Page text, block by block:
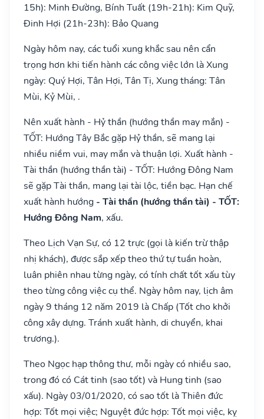
15h): Minh Đường, Bính Tuất (19h-21h): Kim Quỹ,
Đinh Hợi (21h-23h): Bảo Quang
Ngày hôm nay, các tuổi xung khắc sau nên cẩn
trọng hơn khi tiến hành các công việc lớn là Xung
ngày: Quý Hợi, Tân Hợi, Tân Tị, Xung tháng: Tân
Mùi, Kỷ Mùi, .
Nên xuất hành - Hỷ thần (hướng thần may mắn) -
TỐT: Hướng Tây Bắc gặp Hỷ thần, sẽ mang lại
nhiều niềm vui, may mắn và thuận lợi. Xuất hành -
Tài thần (hướng thần tài) - TỐT: Hướng Đông Nam
sẽ gặp Tài thần, mang lại tài lộc, tiền bạc. Hạn chế
xuất hành hướng - Tài thần (hướng thần tài) - TỐT:
Hướng Đông Nam, xấu.
Theo Lịch Vạn Sự, có 12 trực (gọi là kiến trừ thập
nhị khách), được sắp xếp theo thứ tự tuần hoàn,
luân phiên nhau từng ngày, có tính chất tốt xấu tùy
theo từng công việc cụ thể. Ngày hôm nay, lịch âm
ngày 9 tháng 12 năm 2019 là Chấp (Tốt cho khởi
công xây dựng. Tránh xuất hành, di chuyển, khai
trương.).
Theo Ngọc hạp thông thư, mỗi ngày có nhiều sao,
trong đó có Cát tinh (sao tốt) và Hung tinh (sao
xấu). Ngày 03/01/2020, có sao tốt là Thiên đức
hợp: Tốt mọi việc; Nguyệt đức hợp: Tốt mọi việc, kỵ